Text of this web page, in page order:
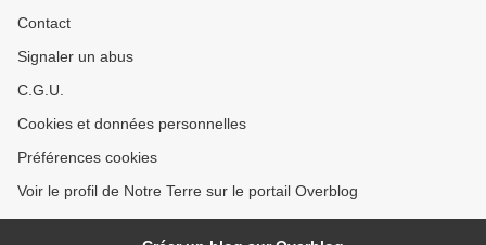
Contact
Signaler un abus
C.G.U.
Cookies et données personnelles
Préférences cookies
Voir le profil de Notre Terre sur le portail Overblog